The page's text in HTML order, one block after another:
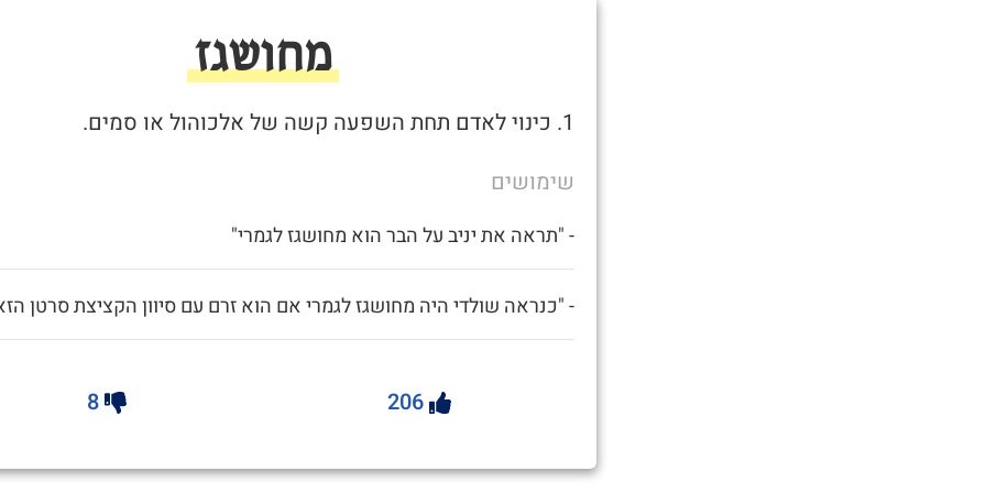
מחושגז
1. כינוי לאדם תחת השפעה קשה של אלכוהול או סמים.
שימושים
- "תראה את יניב על הבר הוא מחושגז לגמרי"
- "כנראה שולדי היה מחושגז לגמרי אם הוא זרם עם סיוון הקציצת סרטן
206
8